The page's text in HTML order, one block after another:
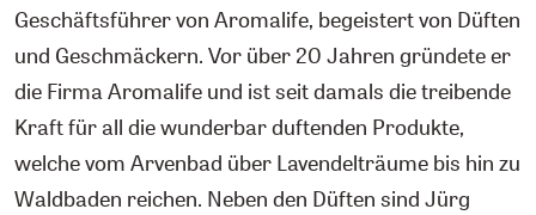
Geschäftsführer von Aromalife, begeistert von Düften
und Geschmäckern. Vor über 20 Jahren gründete er
die Firma Aromalife und ist seit damals die treibende
Kraft für all die wunderbar duftenden Produkte,
welche vom Arvenbad über Lavendelträume bis hin zu
Waldbaden reichen. Neben den Düften sind Jürg